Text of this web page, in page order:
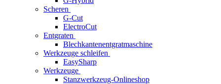
Scheren
G-Cut
ElectroCut
Entgraten
Blechkantenentgratmaschine
Werkzeuge schleifen
EasySharp
Werkzeuge
Stanzwerkzeug-Onlineshop